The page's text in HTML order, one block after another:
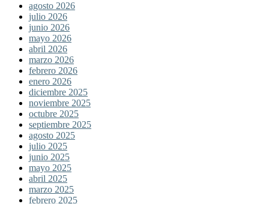
agosto 2026
julio 2026
junio 2026
mayo 2026
abril 2026
marzo 2026
febrero 2026
enero 2026
diciembre 2025
noviembre 2025
octubre 2025
septiembre 2025
agosto 2025
julio 2025
junio 2025
mayo 2025
abril 2025
marzo 2025
febrero 2025